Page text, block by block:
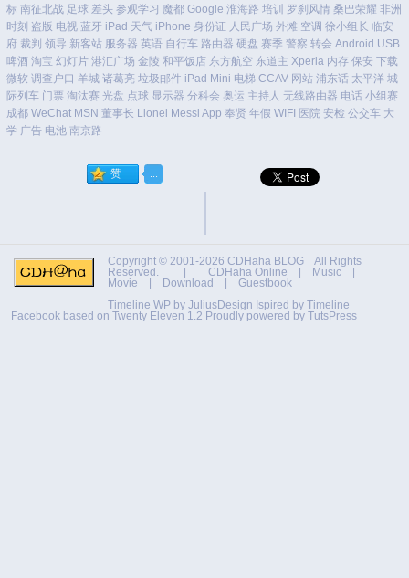
标 南征北战 足球 差头 参观学习 魔都 Google 淮海路 培训 罗刹风情 桑巴荣耀 非洲
时刻 盗版 电视 蓝牙 iPad 天气 iPhone 身份证 人民广场 外滩 空调 徐小组长 临安
府 裁判 领导 新客站 服务器 英语 自行车 路由器 硬盘 赛季 警察 转会 Android USB
啤酒 淘宝 幻灯片 港汇广场 金陵 和平饭店 东方航空 东道主 Xperia 内存 保安 下载
微软 调查户口 羊城 诸葛亮 垃圾邮件 iPad Mini 电梯 CCAV 网站 浦东话 太平洋 城
际列车 门票 淘汰赛 光盘 点球 显示器 分科会 奥运 主持人 无线路由器 电话 小组赛
成都 WeChat MSN 董事长 Lionel Messi App 奉贤 年假 WIFI 医院 安检 公交车 大
学 广告 电池 南京路
Copyright © 2001-2026 CDHaha BLOG All Rights
Reserved. | CDHaha Online Music
Movie
Download
Guestbook
Timeline WP by JuliusDesign Ispired by Timeline
Facebook based on Twenty Eleven 1.2 Proudly powered by TutsPress